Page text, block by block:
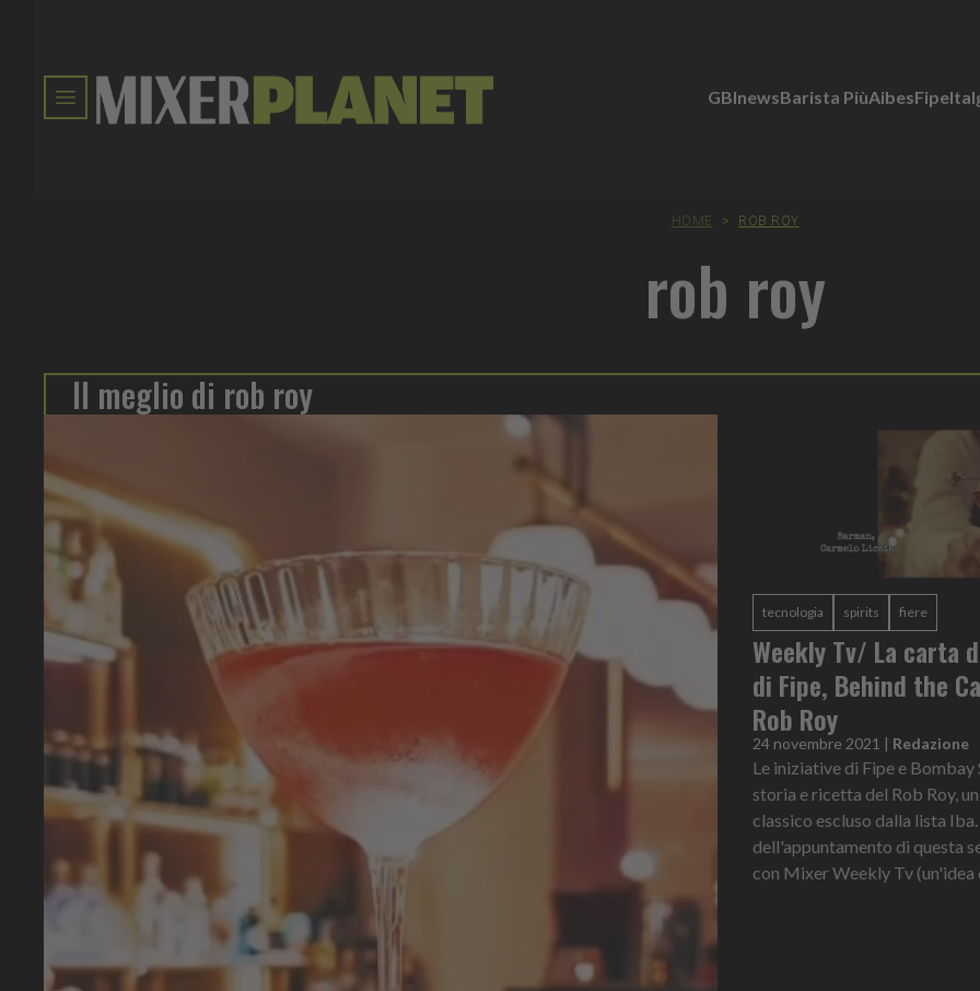
GBInewsBarista PiùAibesFipe
HOME > ROB ROY
rob roy
Il meglio di rob roy
tecnologia spirits fiere
Weekly Tv/ La carta
di Fipe, Behind the
Rob Roy
24 novembre 2021 | Redazione
Le iniziative di Fipe e Bombay
storia e ricetta del Rob Roy,
classico escluso dalla lista
dell'appuntamento di questa
con Mixer Weekly Tv (un'idea